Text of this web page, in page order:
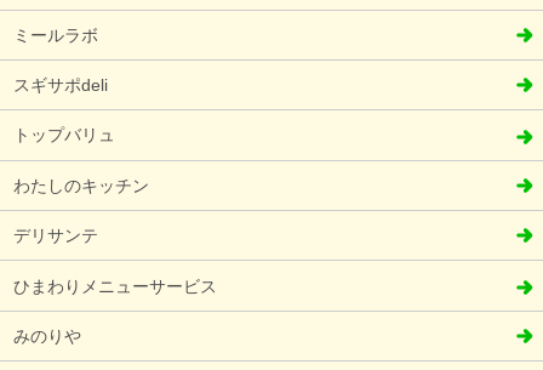
ミールラボ
スギサポdeli
トップバリュ
わたしのキッチン
デリサンテ
ひまわりメニューサービス
みのりや